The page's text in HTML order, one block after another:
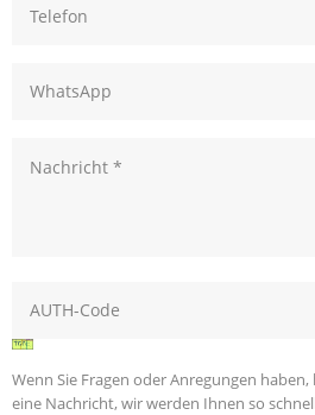
Wenn Sie Fragen oder Anregungen
eine Nachricht, wir werden Ihnen so